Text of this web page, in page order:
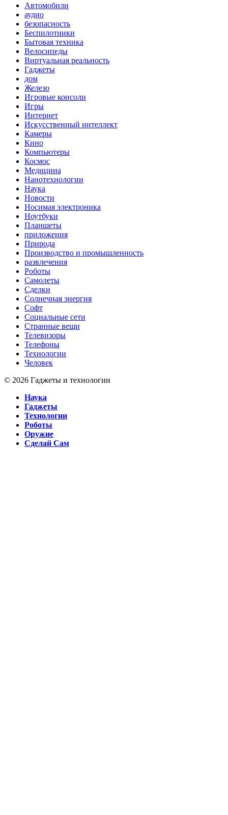
Автомобили
аудио
безопасность
Беспилотники
Бытовая техника
Велосипеды
Виртуальная реальность
Гаджеты
дом
Железо
Игровые консоли
Игры
Интернет
Искусственный интеллект
Камеры
Кино
Компьютеры
Космос
Медицина
Нанотехнологии
Наука
Новости
Носимая электроника
Ноутбуки
Планшеты
приложения
Природа
Производство и промышленность
развлечения
Роботы
Самолеты
Сделки
Солнечная энергия
Софт
Социальные сети
Странные вещи
Телевизоры
Телефоны
Технологии
Человек
© 2026 Гаджеты и технологии
Наука
Гаджеты
Технологии
Роботы
Оружие
Сделай Сам